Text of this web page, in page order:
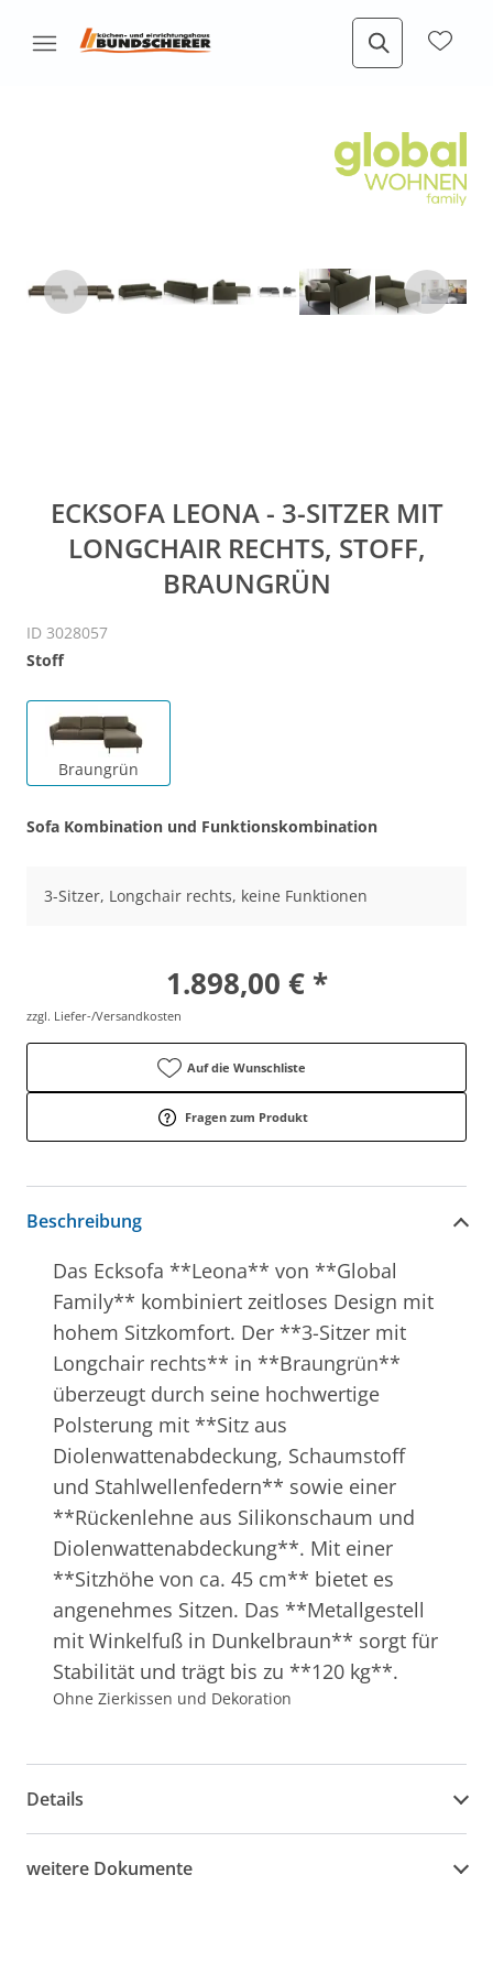
ECKSOFA LEONA - 3-SITZER MIT
LONGCHAIR RECHTS, STOFF,
BRAUNGRÜN
ID 3028057
Stoff
Braungrün
Sofa Kombination und Funktionskombination
3-Sitzer, Longchair rechts, keine Funktionen
1.898,00 € *
zzgl. Liefer-/Versandkosten
Auf die Wunschliste
Fragen zum Produkt
Beschreibung
Das Ecksofa **Leona** von **Global
Family** kombiniert zeitloses Design mit
hohem Sitzkomfort. Der **3-Sitzer mit
Longchair rechts** in **Braungrün**
überzeugt durch seine hochwertige
Polsterung mit **Sitz aus
Diolenwattenabdeckung, Schaumstoff
und Stahlwellenfedern** sowie einer
**Rückenlehne aus Silikonschaum und
Diolenwattenabdeckung**. Mit einer
**Sitzhöhe von ca. 45 cm** bietet es
angenehmes Sitzen. Das **Metallgestell
mit Winkelfuß in Dunkelbraun** sorgt für
Stabilität und trägt bis zu **120 kg**.
Ohne Zierkissen und Dekoration
Details
weitere Dokumente